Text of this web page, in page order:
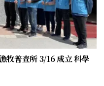
牧普查所 3/16 成立 科學